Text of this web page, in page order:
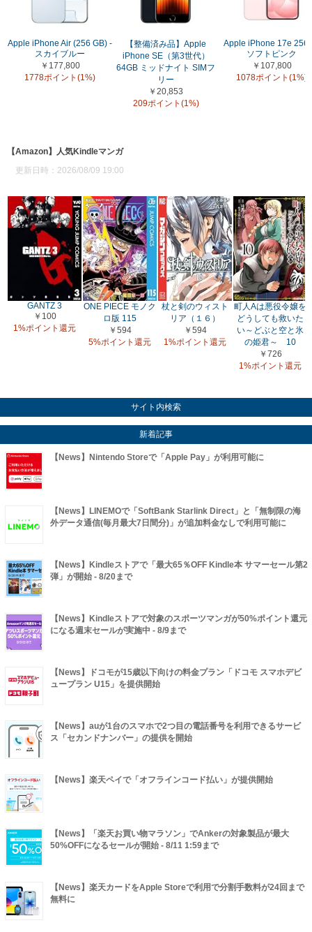
Apple iPhone Air (256 GB) -
スカイブルー
￥177,800
1778ポイント(1%)
【整備済み品】Apple
iPhone SE（第3世代）
64GB ミッドナイト SIMフ
リー
￥20,853
209ポイント(1%)
Apple iPhone 17e
ソフトピンク
￥107,800
1078ポイント(1%)
【Amazon】人気Kindleマンガ
更新日時：2026/08/09 19:00
GANTZ 3
￥100
1%ポイント還元
ONE PIECE モノク
ロ版 115
￥594
5%ポイント還元
杖と剣のウィスト
リア（１６）
￥594
1%ポイント還元
町人Aは悪役令嬢を
どうしても救いた
い～どぶと空と氷
の姫君～ 10
￥726
1%ポイント還元
サイト内検索
新着記事
【News】Nintendo Storeで「Apple Pay」が利用可能に
【News】LINEMOで「SoftBank Starlink Direct」と「無制限の海
外データ通信(毎月最大7日間分)」が追加料金なしで利用可能に
【News】Kindleストアで「最大65％OFF Kindle本 サマーセール第2
弾」が開始 - 8/20まで
【News】Kindleストアで対象のスポーツマンガが50%ポイント還元
になる週末セールが実施中 - 8/9まで
【News】ドコモが15歳以下向けの料金プラン「ドコモ スマホデビ
ュープラン U15」を提供開始
【News】auが1台のスマホで2つ目の電話番号を利用できるサービ
ス「セカンドナンバー」の提供を開始
【News】楽天ペイで「オフラインコード払い」が提供開始
【News】「楽天お買い物マラソン」でAnkerの対象製品が最大
50%OFFになるセールが開始 - 8/11 1:59まで
【News】楽天カードをApple Storeで利用で分割手数料が24回まで
無料に